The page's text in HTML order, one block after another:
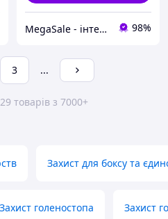
MegaSale - інтернет-супермаркет 98%
3 ...
товарів з 7000+
Захист для боксу та
Захист голеностопа Захист